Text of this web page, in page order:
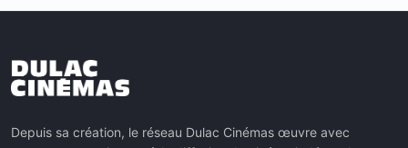
Depuis sa création, le réseau Dulac Cinémas œuvre avec